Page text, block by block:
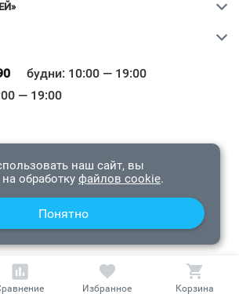
будни: 10:00 — 19:00
— 19:00
Онлайн». Все права защищены.
наш сайт, вы
обработку файлов cookie.
Понятно